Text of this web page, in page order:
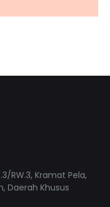
RW.3, Kramat Pela,
Daerah Khusus